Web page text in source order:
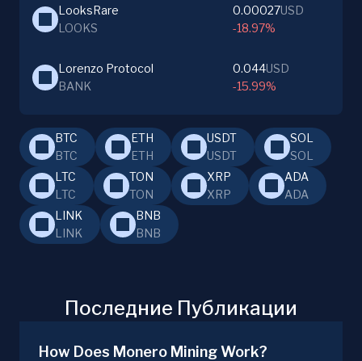
LooksRare
LOOKS
0.00027USD
-18.97%
Lorenzo Protocol
BANK
0.044USD
-15.99%
BTC
BTC
ETH
ETH
USDT
USDT
SOL
SOL
LTC
LTC
TON
TON
XRP
XRP
ADA
ADA
LINK
LINK
BNB
BNB
Последние Публикации
How Does Monero Mining Work?